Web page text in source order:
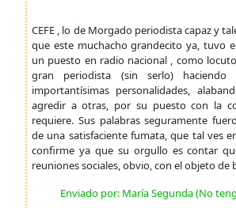
CEFE , lo de Morgado periodista capaz y
que este muchacho grandecito ya, tuvo
un puesto en radio nacional , como
gran periodista (sin serlo)
importantísimas personalidades,
agredir a otras, por su puesto con la
requiere. Sus palabras seguramente
de una satisfaciente fumata, que tal ves
confirme ya que su orgullo es contar
reuniones sociales, obvio, con el objeto de
Enviado por: María Segunda (No